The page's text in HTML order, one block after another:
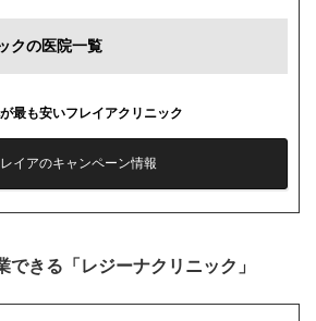
0円
1回まで0円
クの医院一覧
最も安いフレイアクリニック
イアのキャンペーン情報
できる「レジーナクリニック」